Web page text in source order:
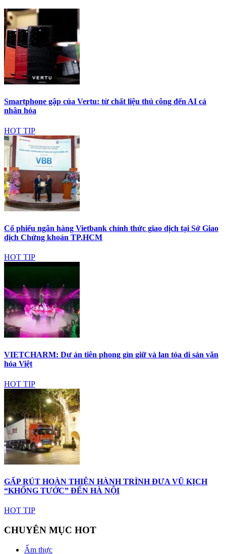
Smartphone gập của Vertu: từ chất liệu thủ công đến AI cá
nhân hóa
HOT TIP
Cổ phiếu ngân hàng Vietbank chính thức giao dịch tại Sở Giao
dịch Chứng khoán TP.HCM
HOT TIP
VIETCHARM: Dự án tiên phong gìn giữ và lan tỏa di sản văn
hóa Việt
HOT TIP
GẤP RÚT HOÀN THIỆN HÀNH TRÌNH ĐƯA VŨ KỊCH
“KHỔNG TƯỚC” ĐẾN HÀ NỘI
HOT TIP
CHUYÊN MỤC HOT
Ẩm thực